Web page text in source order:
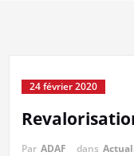
24 février 2020
Par ADAF dans